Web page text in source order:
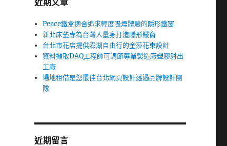
近期文章
Peace鐵盒適合追求輕度吸煙體驗的隱形鐵窗
新北床墊專為台灣人量身打造隱形鐵窗
台北市花店提供澎湖自由行的金莎花束設計
資料擷取DAQ工程師可調節專業製造廠塑膠射出
工廠
場地租借是您最佳台北網頁設計透過品牌設計團
隊
近期留言